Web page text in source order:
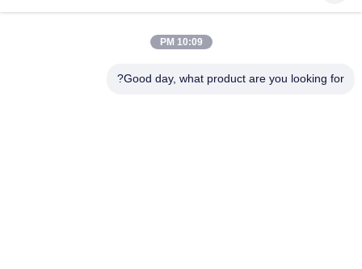
الفلورسنت الأخضر حبل العين اصطياد سحاب بولير للملابس الرياضية
والمتوسطة النحاسية المنقوشة
10:09 PM
Good day, what product are you looking for?